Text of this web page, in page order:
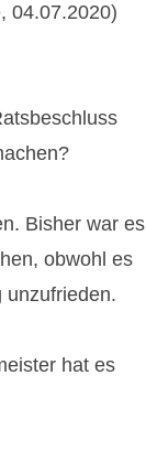
04.07.2020)
Bisher war es
obwohl es
unzufrieden.
hat es